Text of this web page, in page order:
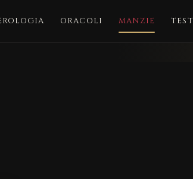
ORACOLI MANZIE TEST